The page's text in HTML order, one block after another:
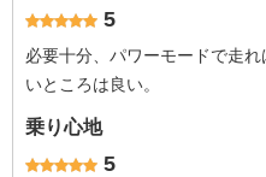
5
必要十分、パワーモードで走
いところは良い。
乗り心地
5